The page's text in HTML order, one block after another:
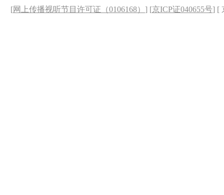
[网上传播视听节目许可证（0106168） ] [京ICP证040655号] [